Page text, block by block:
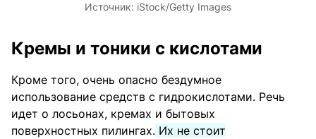
Источник: iStock/Getty Images
Кремы и тоники с кислотами
Кроме того, очень опасно бездумное
использование средств с гидрокислотами. Речь
идет о лосьонах, кремах и бытовых
поверхностных пилингах. Их не стоит